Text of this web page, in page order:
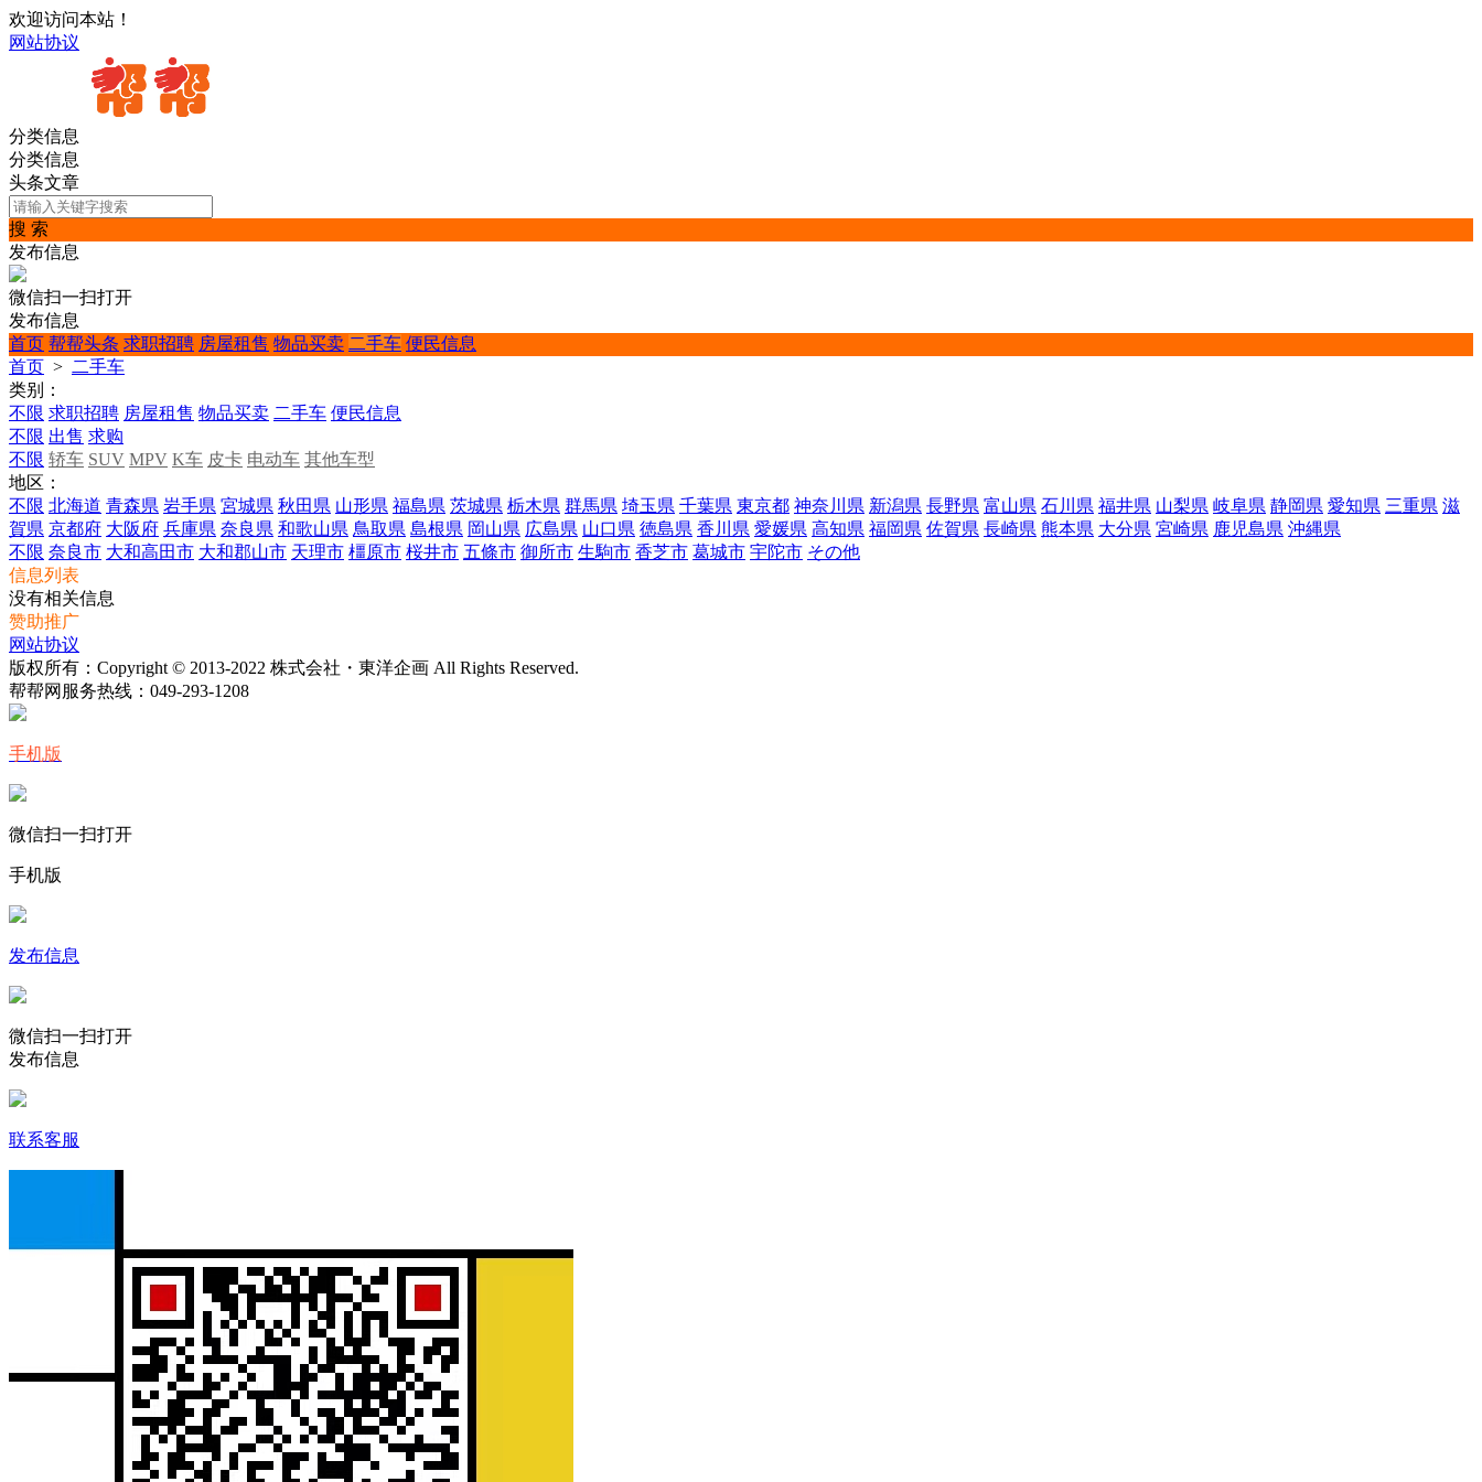
欢迎访问本站！
网站协议
分类信息
分类信息
头条文章
搜 索
发布信息
微信扫一扫打开
发布信息
首页 帮帮头条 求职招聘 房屋租售 物品买卖 二手车 便民信息
首页 > 二手车
类别：
不限 求职招聘 房屋租售 物品买卖 二手车 便民信息
不限 出售 求购
不限 轿车 SUV MPV K车 皮卡 电动车 其他车型
地区：
不限 北海道 青森県 岩手県 宮城県 秋田県 山形県 福島県 茨城県 栃木県 群馬県 埼玉県 千葉県 東京都 神奈川県 新潟県 長野県 富山県 石川県 福井県 山梨県 岐阜県 静岡県 愛知県 三重県 滋
賀県 京都府 大阪府 兵庫県 奈良県 和歌山県 鳥取県 島根県 岡山県 広島県 山口県 徳島県 香川県 愛媛県 高知県 福岡県 佐賀県 長崎県 熊本県 大分県 宮崎県 鹿児島県 沖縄県
不限 奈良市 大和高田市 大和郡山市 天理市 橿原市 桜井市 五條市 御所市 生駒市 香芝市 葛城市 宇陀市 その他
信息列表
没有相关信息
赞助推广
网站协议
版权所有：Copyright © 2013-2022 株式会社・東洋企画 All Rights Reserved.
帮帮网服务热线： 049-293-1208
手机版
微信扫一扫打开
手机版
发布信息
微信扫一扫打开
发布信息
联系客服